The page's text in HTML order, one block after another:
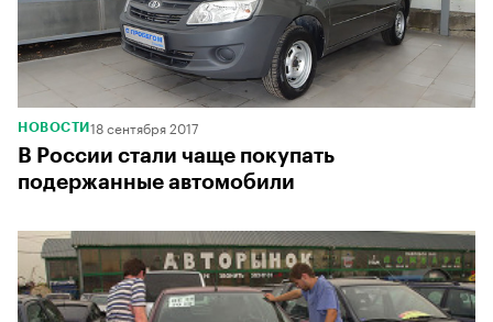
НОВОСТИ 18 сентября 2017
В России стали чаще покупать
подержанные автомобили